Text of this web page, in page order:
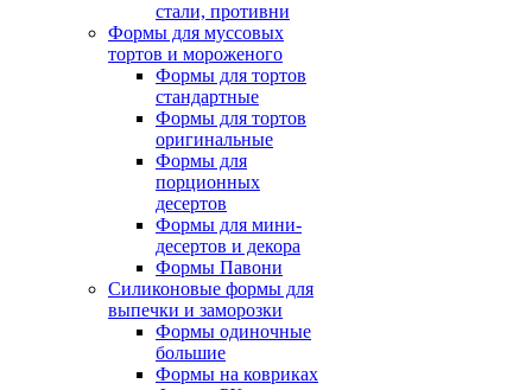
стали, противни
Формы для муссовых
тортов и мороженого
Формы для тортов
стандартные
Формы для тортов
оригинальные
Формы для
порционных
десертов
Формы для мини-
десертов и декора
Формы Павони
Силиконовые формы для
выпечки и заморозки
Формы одиночные
большие
Формы на ковриках